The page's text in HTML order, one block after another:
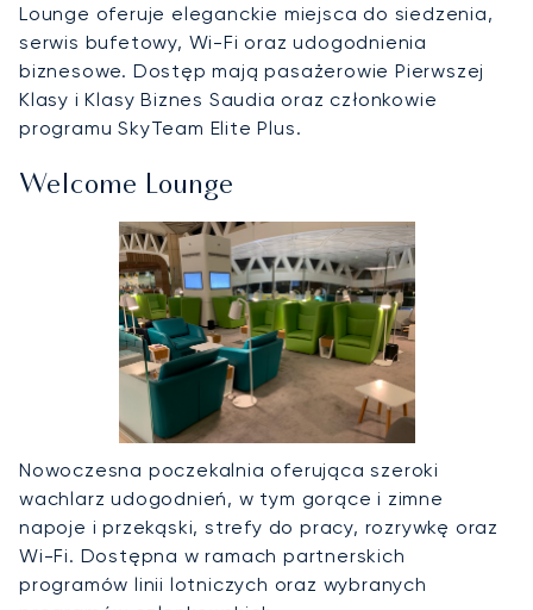
Lounge oferuje eleganckie miejsca do siedzenia,
serwis bufetowy, Wi-Fi oraz udogodnienia
biznesowe. Dostęp mają pasażerowie Pierwszej
Klasy i Klasy Biznes Saudia oraz członkowie
programu SkyTeam Elite Plus.
Welcome Lounge
Nowoczesna poczekalnia oferująca szeroki
wachlarz udogodnień, w tym gorące i zimne
napoje i przekąski, strefy do pracy, rozrywkę oraz
Wi-Fi. Dostępna w ramach partnerskich
programów linii lotniczych oraz wybranych